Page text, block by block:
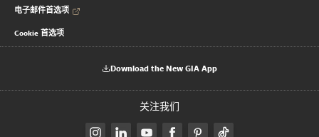
电子邮件首选项
Cookie 首选项
Download the New GIA App
关注我们